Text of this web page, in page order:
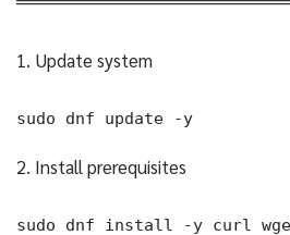
1. Update system
sudo dnf update -y
2. Install prerequisites
sudo dnf install -y curl